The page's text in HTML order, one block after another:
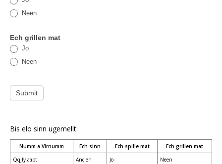
Neen
Ech grillen mat
Jo
Neen
Submit
Bis elo sinn ugemellt:
Numm a Virnumm Ech sinn Ech spille mat
Ech grillen mat
Qqjly aapt
Ancien Jo
Neen